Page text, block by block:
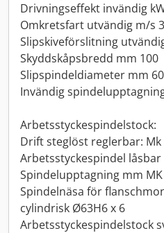
Drivningseffekt invändig
Omkretsfart utvändig m/s
Slipskiveförslitning
Skyddskåpsbredd mm 100
Slipspindeldiameter mm 60
Invändig
Arbetsstyckespindelstock:
Drift steglöst reglerbar: Mk
Arbetsstyckespindel låsbar
Spindelupptagning mm
Spindelnäsa för
cylindrisk Ø63H6 x 6
Arbetsstyckespindelstock